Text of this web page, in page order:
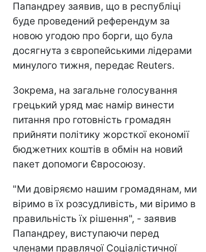
Папандреу заявив, що в республіці
буде проведений референдум за
новою угодою про борги, що була
досягнута з європейськими лідерами
минулого тижня, передає Reuters.
Зокрема, на загальне голосування
грецький уряд має намір винести
питання про готовність громадян
прийняти політику жорсткої економії
бюджетних коштів в обмін на новий
пакет допомоги Євросоюзу.
"Ми довіряємо нашим громадянам, ми
віримо в їх розсудливість, ми віримо в
правильність їх рішення", - заявив
Папандреу, виступаючи перед
членами правлячої Соціалістичної